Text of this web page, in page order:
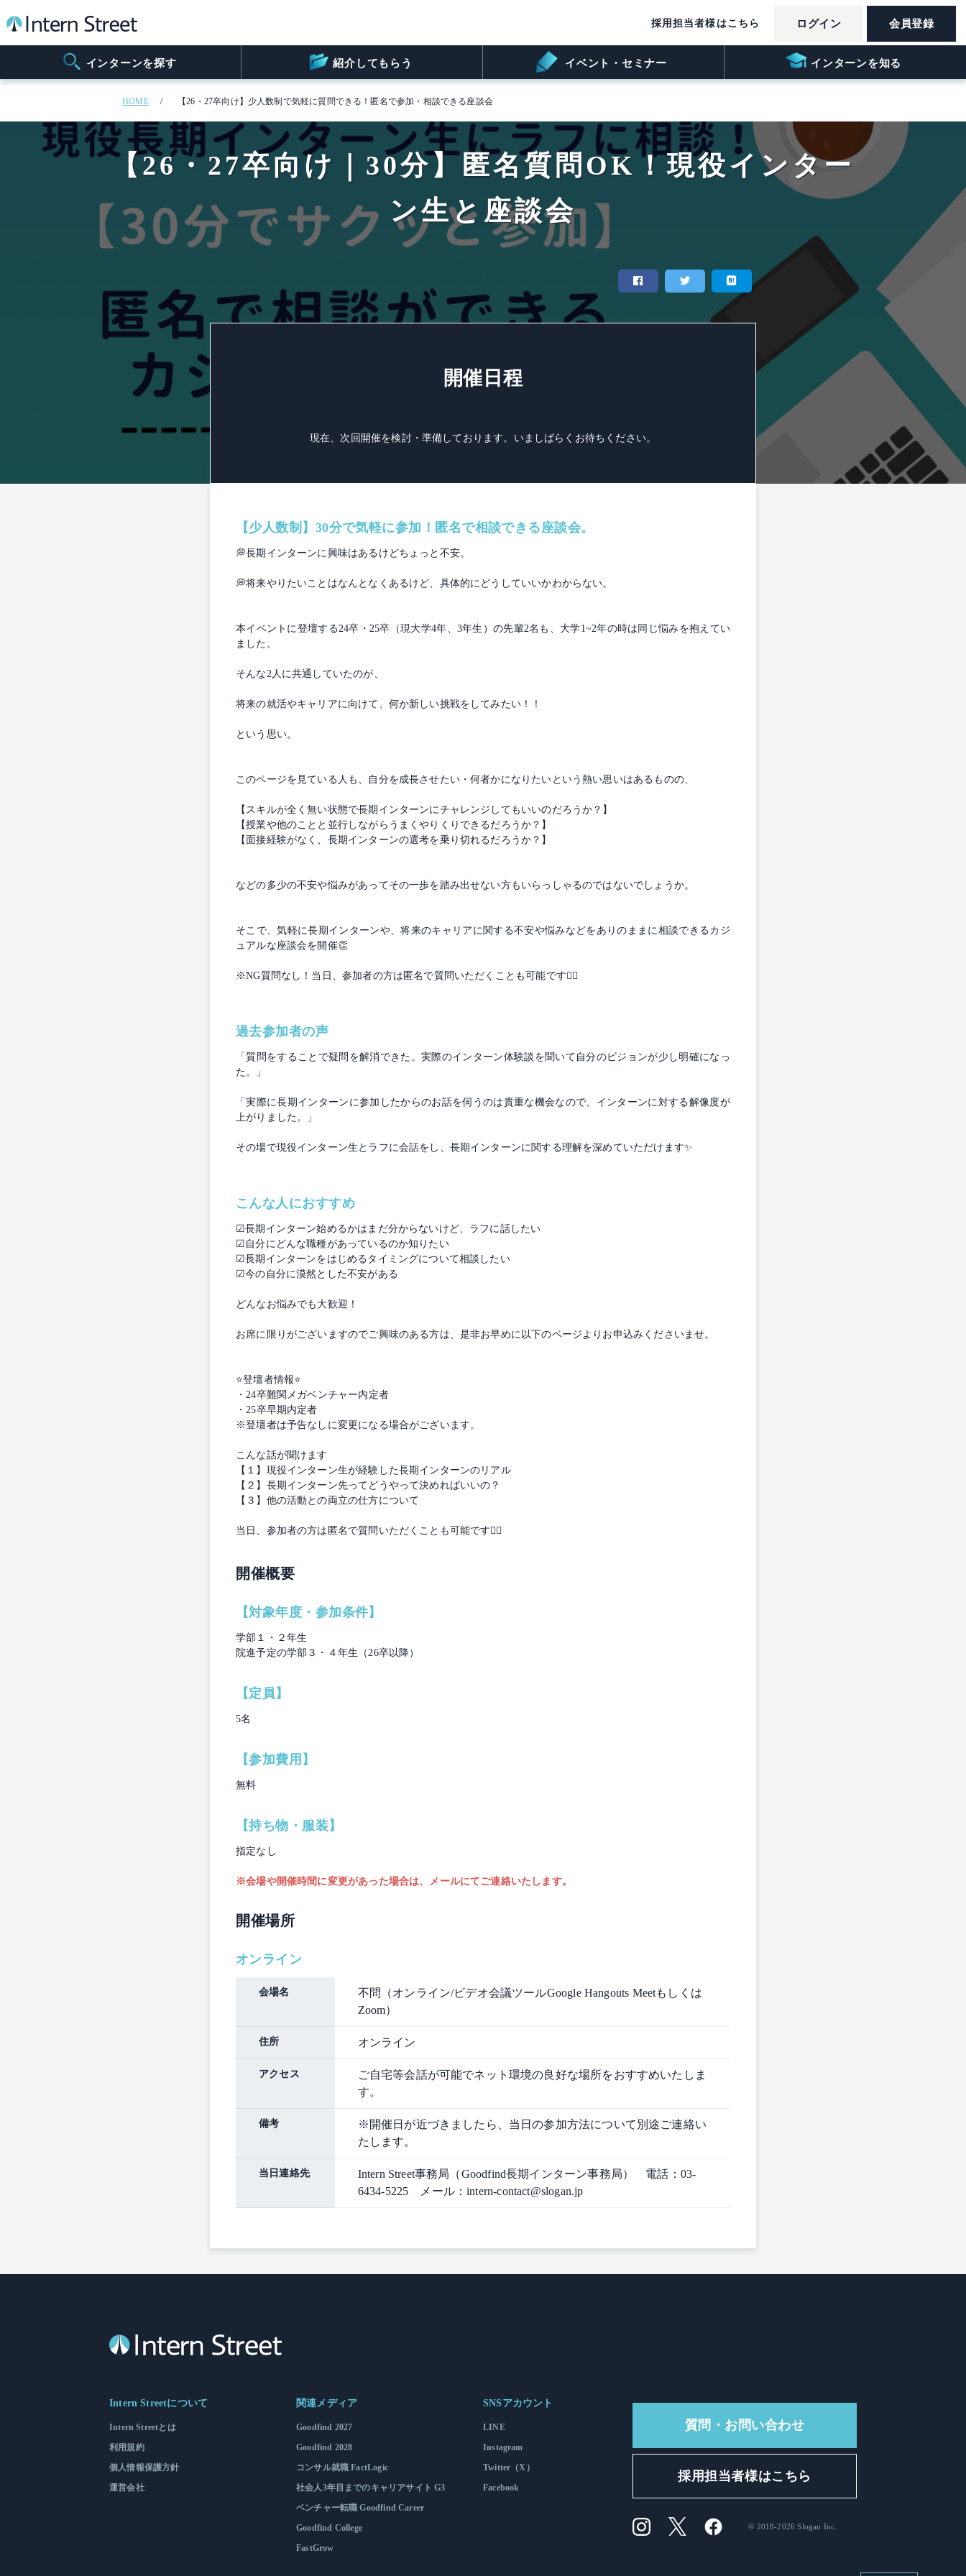
インターンを探す 紹介してもらう イベント・セミナー インターンを知る
採用担当者様はこちら ログイン 会員登録
HOME 【26・27卒向け】少人数制で気軽に質問できる！匿名で参加・相談できる座談会
【26・27卒向け｜30分】匿名質問OK！現役インター
ン生と座談会
開催日程
現在、次回開催を検討・準備しております。いましばらくお待ちください。
【少人数制】30分で気軽に参加！匿名で相談できる座談会。
💭長期インターンに興味はあるけどちょっと不安。
💭将来やりたいことはなんとなくあるけど、具体的にどうしていいかわからない。
本イベントに登壇する24卒・25卒（現大学4年、3年生）の先輩2名も、大学1~2年の時は同じ悩みを抱えてい
ました。
そんな2人に共通していたのが、
将来の就活やキャリアに向けて、何か新しい挑戦をしてみたい！！
という思い。
このページを見ている人も、自分を成長させたい・何者かになりたいという熱い思いはあるものの、
【スキルが全く無い状態で長期インターンにチャレンジしてもいいのだろうか？】
【授業や他のことと並行しながらうまくやりくりできるだろうか？】
【面接経験がなく、長期インターンの選考を乗り切れるだろうか？】
などの多少の不安や悩みがあってその一歩を踏み出せない方もいらっしゃるのではないでしょうか。
そこで、気軽に長期インターンや、将来のキャリアに関する不安や悩みなどをありのままに相談できるカジ
ュアルな座談会を開催👏
※NG質問なし！当日、参加者の方は匿名で質問いただくことも可能です🙆‍♂️
過去参加者の声
「質問をすることで疑問を解消できた。実際のインターン体験談を聞いて自分のビジョンが少し明確になっ
た。」
「実際に長期インターンに参加したからのお話を伺うのは貴重な機会なので、インターンに対する解像度が
上がりました。」
その場で現役インターン生とラフに会話をし、長期インターンに関する理解を深めていただけます✨
こんな人におすすめ
☑長期インターン始めるかはまだ分からないけど、ラフに話したい
☑自分にどんな職種があっているのか知りたい
☑長期インターンをはじめるタイミングについて相談したい
☑今の自分に漠然とした不安がある
どんなお悩みでも大歓迎！
お席に限りがございますのでご興味のある方は、是非お早めに以下のページよりお申込みくださいませ。
⭐️登壇者情報⭐️
・24卒難関メガベンチャー内定者
・25卒早期内定者
※登壇者は予告なしに変更になる場合がございます。
こんな話が聞けます
【１】現役インターン生が経験した長期インターンのリアル
【２】長期インターン先ってどうやって決めればいいの？
【３】他の活動との両立の仕方について
当日、参加者の方は匿名で質問いただくことも可能です🙆‍♂️
開催概要
【対象年度・参加条件】
学部１・２年生
院進予定の学部３・４年生（26卒以降）
【定員】
5名
【参加費用】
無料
【持ち物・服装】
指定なし
※会場や開催時間に変更があった場合は、メールにてご連絡いたします。
開催場所
オンライン
会場名
不問（オンライン/ビデオ会議ツールGoogle Hangouts Meetもしくは
Zoom）
住所 オンライン
アクセス
ご自宅等会話が可能でネット環境の良好な場所をおすすめいたしま
す。
備考
※開催日が近づきましたら、当日の参加方法について別途ご連絡い
たします。
当日連絡先
Intern Street事務局（Goodfind長期インターン事務局） 電話：03-
6434-5225 メール：intern-contact@slogan.jp
Intern Streetについて
Intern Streetとは
利用規約
個人情報保護方針
運営会社
関連メディア
Goodfind 2027
Goodfind 2028
コンサル就職 FactLogic
社会人3年目までのキャリアサイト G3
ベンチャー転職 Goodfind Career
Goodfind College
FastGrow
SNSアカウント
LINE
Instagram
Twitter（X）
Facebook
質問・お問い合わせ
採用担当者様はこちら
© 2018-2026 Slogan Inc.